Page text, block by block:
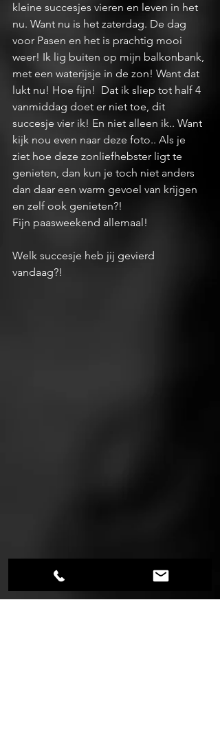
kleine succesjes vieren en leven in het
nu. Want nu is het zaterdag. De dag
voor Pasen en het is prachtig mooi
weer! Ik lig buiten op mijn balkonbank,
met een waterijsje in de zon! Want dat
lukt nu! Hoe fijn!  Dat ik sliep tot half 4
vanmiddag doet er niet toe, dit
succesje vier ik! En niet alleen ik.. Want
kijk nou even naar deze foto.. Als je
ziet hoe deze zonliefhebster ligt te
genieten, dan kun je toch niet anders
dan daar een warm gevoel van krijgen
en zelf ook genieten?!
Fijn paasweekend allemaal!
Welk succesje heb jij gevierd
vandaag?!